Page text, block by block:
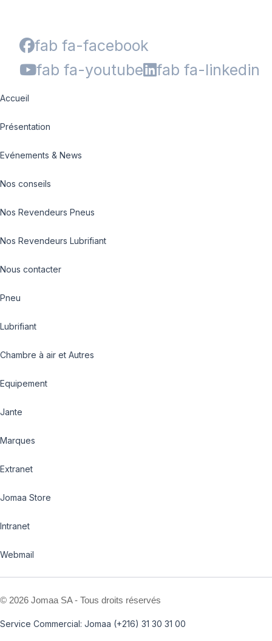
fab fa-facebook
fab fa-youtube
fab fa-linkedin
Accueil
Présentation
Evénements & News
Nos conseils
Nos Revendeurs Pneus
Nos Revendeurs Lubrifiant
Nous contacter
Pneu
Lubrifiant
Chambre à air et Autres
Equipement
Jante
Marques
Extranet
Jomaa Store
Intranet
Webmail
© 2026 Jomaa SA - Tous droits réservés
Service Commercial: Jomaa (+216) 31 30 31 00